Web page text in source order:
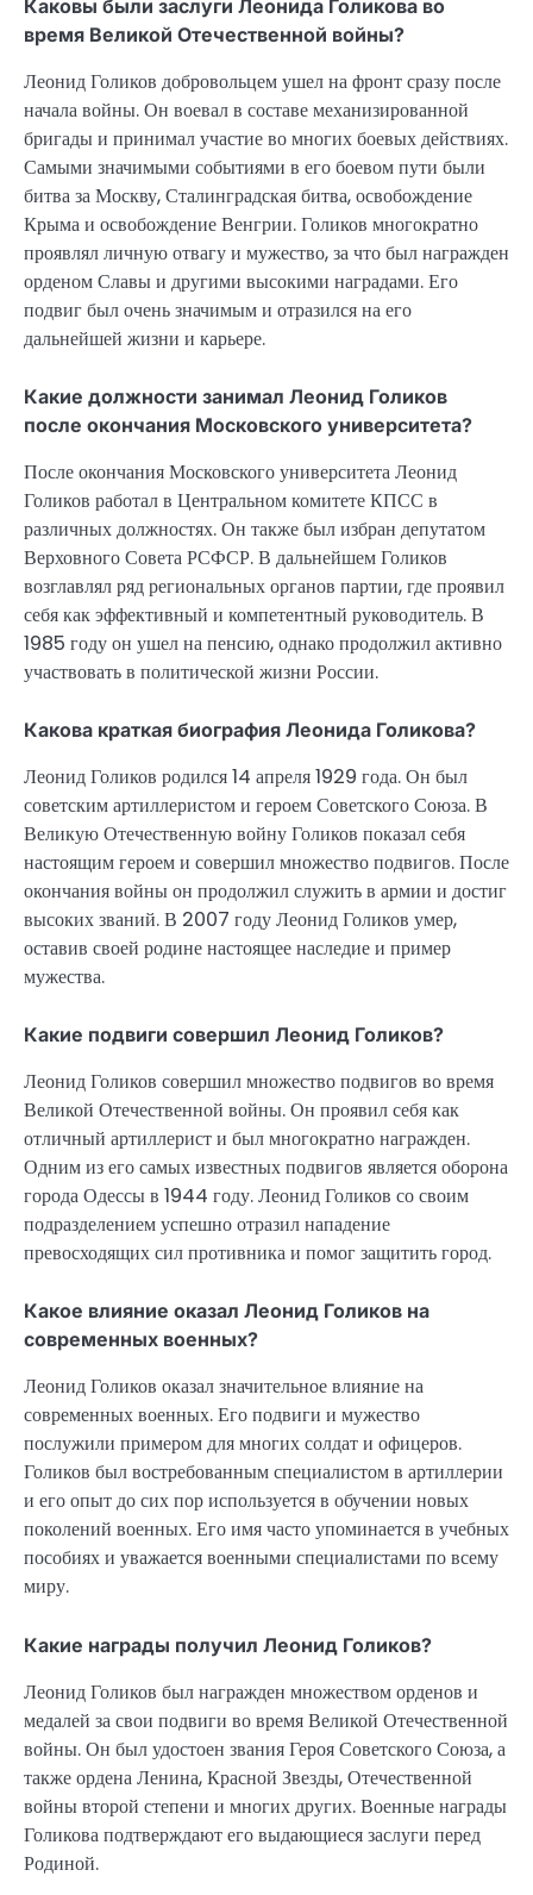
Каковы были заслуги Леонида Голикова во
время Великой Отечественной войны?
Леонид Голиков добровольцем ушел на фронт сразу после
начала войны. Он воевал в составе механизированной
бригады и принимал участие во многих боевых действиях.
Самыми значимыми событиями в его боевом пути были
битва за Москву, Сталинградская битва, освобождение
Крыма и освобождение Венгрии. Голиков многократно
проявлял личную отвагу и мужество, за что был награжден
орденом Славы и другими высокими наградами. Его
подвиг был очень значимым и отразился на его
дальнейшей жизни и карьере.
Какие должности занимал Леонид Голиков
после окончания Московского университета?
После окончания Московского университета Леонид
Голиков работал в Центральном комитете КПСС в
различных должностях. Он также был избран депутатом
Верховного Совета РСФСР. В дальнейшем Голиков
возглавлял ряд региональных органов партии, где проявил
себя как эффективный и компетентный руководитель. В
1985 году он ушел на пенсию, однако продолжил активно
участвовать в политической жизни России.
Какова краткая биография Леонида Голикова?
Леонид Голиков родился 14 апреля 1929 года. Он был
советским артиллеристом и героем Советского Союза. В
Великую Отечественную войну Голиков показал себя
настоящим героем и совершил множество подвигов. После
окончания войны он продолжил служить в армии и достиг
высоких званий. В 2007 году Леонид Голиков умер,
оставив своей родине настоящее наследие и пример
мужества.
Какие подвиги совершил Леонид Голиков?
Леонид Голиков совершил множество подвигов во время
Великой Отечественной войны. Он проявил себя как
отличный артиллерист и был многократно награжден.
Одним из его самых известных подвигов является оборона
города Одессы в 1944 году. Леонид Голиков со своим
подразделением успешно отразил нападение
превосходящих сил противника и помог защитить город.
Какое влияние оказал Леонид Голиков на
современных военных?
Леонид Голиков оказал значительное влияние на
современных военных. Его подвиги и мужество
послужили примером для многих солдат и офицеров.
Голиков был востребованным специалистом в артиллерии
и его опыт до сих пор используется в обучении новых
поколений военных. Его имя часто упоминается в учебных
пособиях и уважается военными специалистами по всему
миру.
Какие награды получил Леонид Голиков?
Леонид Голиков был награжден множеством орденов и
медалей за свои подвиги во время Великой Отечественной
войны. Он был удостоен звания Героя Советского Союза, а
также ордена Ленина, Красной Звезды, Отечественной
войны второй степени и многих других. Военные награды
Голикова подтверждают его выдающиеся заслуги перед
Родиной.